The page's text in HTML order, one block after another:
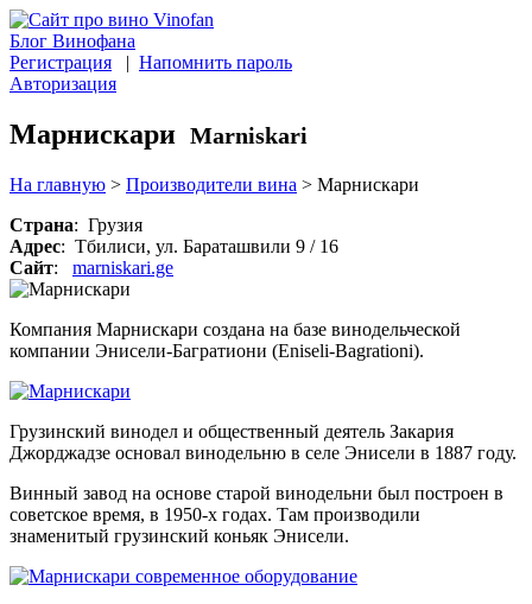
Блог Винофана
Регистрация | Напомнить пароль
Авторизация
Марнискари Marniskari
На главную > Производители вина > Марнискари
Страна: Грузия
Адрес: Тбилиси, ул. Бараташвили 9 / 16
Сайт: marniskari.ge
Компания Марнискари создана на базе винодельческой
компании Энисели-Багратиони (Eniseli-Bagrationi).
Грузинский винодел и общественный деятель Закария
Джорджадзе основал винодельню в селе Энисели в 1887 году.
Винный завод на основе старой винодельни был построен в
советское время, в 1950-х годах. Там производили
знаменитый грузинский коньяк Энисели.